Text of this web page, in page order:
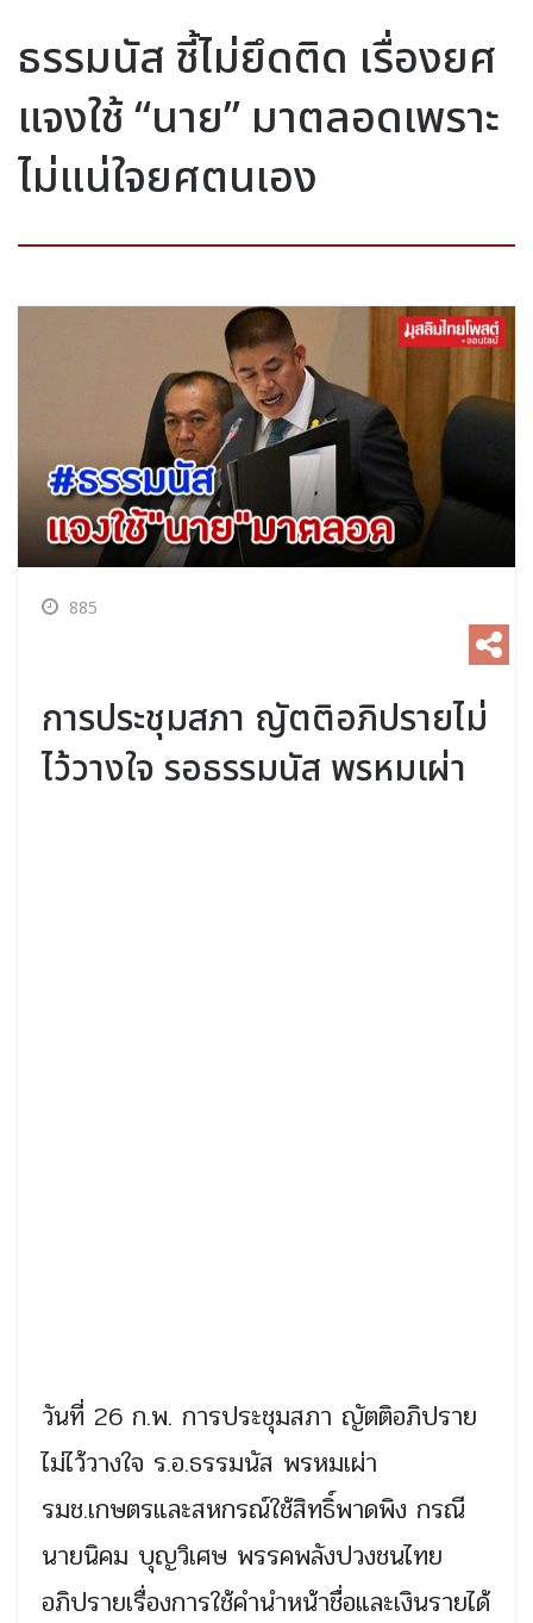
ธรรมนัส ชี้ไม่ยึดติด เรื่องยศ
แจงใช้ “นาย” มาตลอดเพราะ
ไม่แน่ใจยศตนเอง
885
การประชุมสภา ญัตติอภิปรายไม่
ไว้วางใจ รอธรรมนัส พรหมเผ่า
วันที่ 26 ก.พ. การประชุมสภา ญัตติอภิปราย
ไม่ไว้วางใจ ร.อ.ธรรมนัส พรหมเผ่า
รมช.เกษตรและสหกรณ์ใช้สิทธิ์พาดพิง กรณี
นายนิคม บุญวิเศษ พรรคพลังปวงชนไทย
อภิปรายเรื่องการใช้คำนำหน้าชื่อและเงินรายได้